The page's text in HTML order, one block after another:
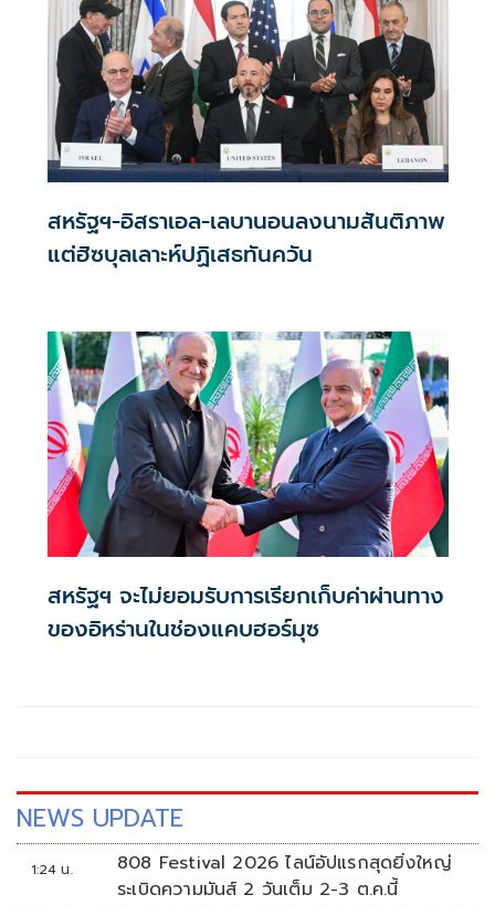
สหรัฐฯ-อิสราเอล-เลบานอนลงนามสันติภาพ
แต่ฮิซบุลเลาะห์ปฏิเสธทันควัน
สหรัฐฯ จะไม่ยอมรับการเรียกเก็บค่าผ่านทาง
ของอิหร่านในช่องแคบฮอร์มุซ
NEWS UPDATE
1:24 น.
808 Festival 2026 ไลน์อัปแรกสุดยิ่งใหญ่
ระเบิดความมันส์ 2 วันเต็ม 2-3 ต.ค.นี้